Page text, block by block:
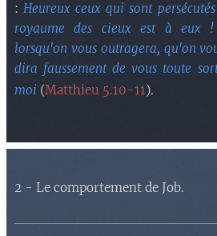
:Heureux ceux qui sont
royaume des cieux est à eux !
lorsqu'on vous outragera, qu'on
dira faussement de vous toute
moi (Matthieu 5.10-11).
2 - Le comportement de Job.